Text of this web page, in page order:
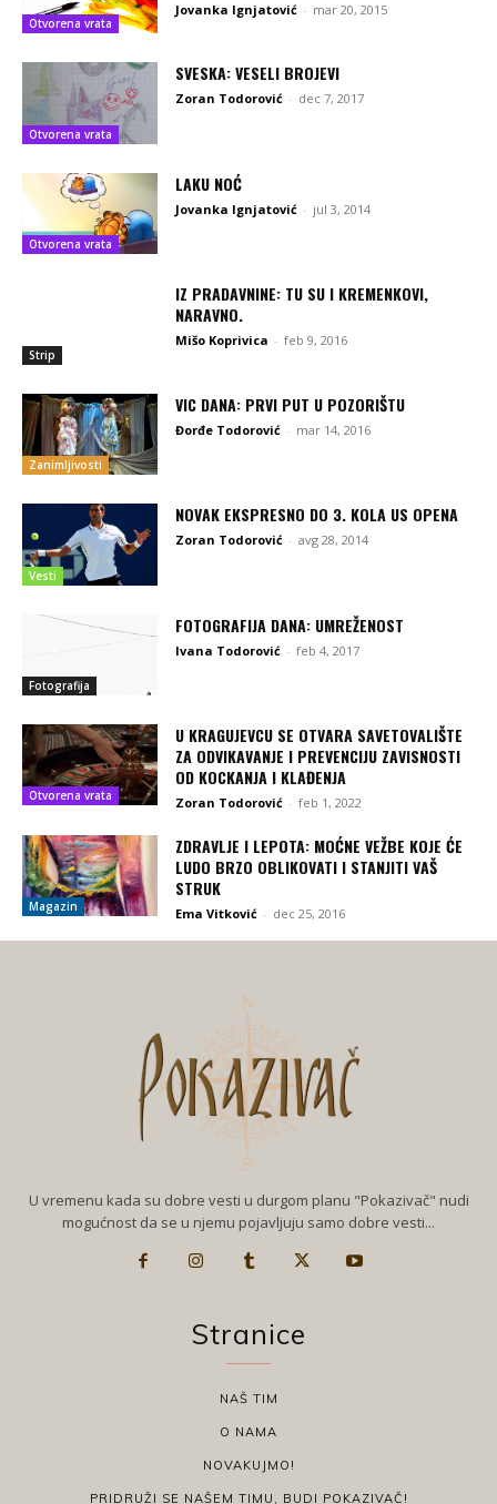
Otvorena vrata
Jovanka Ignjatović - mar 20, 2015
Otvorena vrata
SVESKA: VESELI BROJEVI
Zoran Todorović - dec 7, 2017
Otvorena vrata
LAKU NOĆ
Jovanka Ignjatović - jul 3, 2014
Strip
IZ PRADAVNINE: TU SU I KREMENKOVI,
NARAVNO.
Mišo Koprivica - feb 9, 2016
Zanimljivosti
VIC DANA: PRVI PUT U POZORIŠTU
Đorđe Todorović - mar 14, 2016
Vesti
NOVAK EKSPRESNO DO 3. KOLA US OPENA
Zoran Todorović - avg 28, 2014
Fotografija
FOTOGRAFIJA DANA: UMREŽENOST
Ivana Todorović - feb 4, 2017
Otvorena vrata
U KRAGUJEVCU SE OTVARA SAVETOVALIŠTE
ZA ODVIKAVANJE I PREVENCIJU ZAVISNOSTI
OD KOCKANJA I KLAĐENJA
Zoran Todorović - feb 1, 2022
Magazin
ZDRAVLJE I LEPOTA: MOĆNE VEŽBE KOJE ĆE
LUDO BRZO OBLIKOVATI I STANJITI VAŠ
STRUK
Ema Vitković - dec 25, 2016
U vremenu kada su dobre vesti u durgom planu "Pokazivač" nudi
mogućnost da se u njemu pojavljuju samo dobre vesti...
Stranice
NAŠ TIM
O NAMA
NOVAKUJMO!
PRIDRUŽI SE NAŠEM TIMU, BUDI POKAZIVAČ!